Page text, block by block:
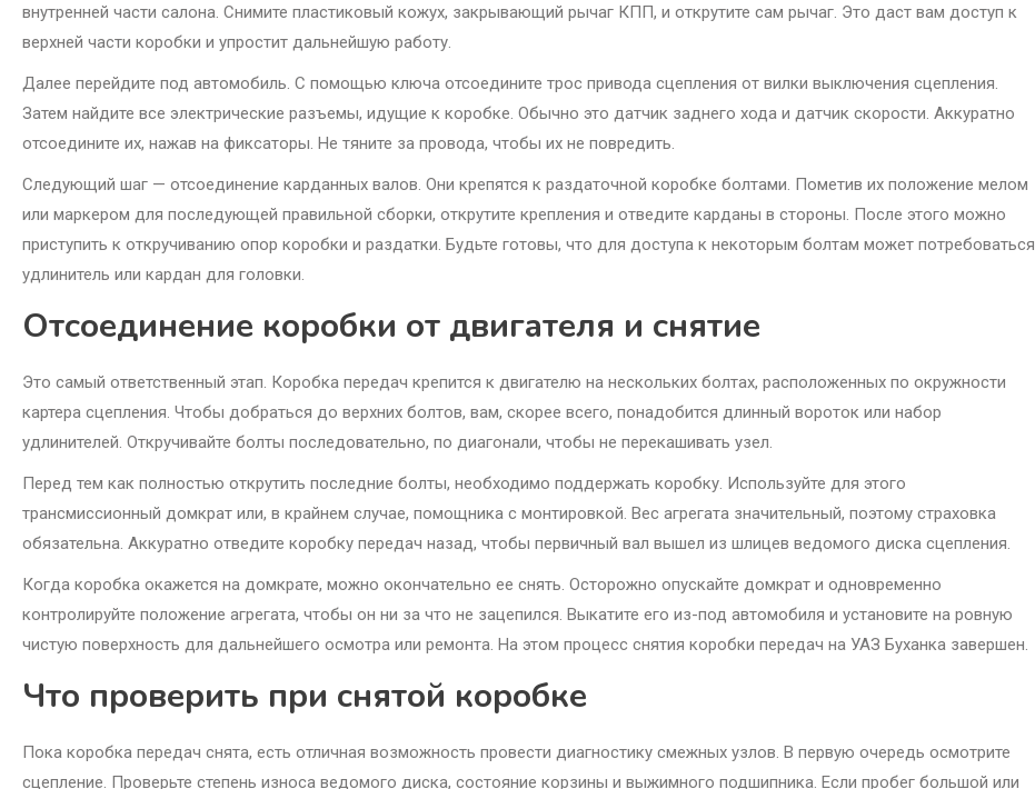
внутренней части салона. Снимите пластиковый кожух, закрывающий рычаг КПП, и открутите сам рычаг. Это даст вам доступ к
верхней части коробки и упростит дальнейшую работу.
Далее перейдите под автомобиль. С помощью ключа отсоедините трос привода сцепления от вилки выключения сцепления.
Затем найдите все электрические разъемы, идущие к коробке. Обычно это датчик заднего хода и датчик скорости. Аккуратно
отсоедините их, нажав на фиксаторы. Не тяните за провода, чтобы их не повредить.
Следующий шаг — отсоединение карданных валов. Они крепятся к раздаточной коробке болтами. Пометив их положение мелом
или маркером для последующей правильной сборки, открутите крепления и отведите карданы в стороны. После этого можно
приступить к откручиванию опор коробки и раздатки. Будьте готовы, что для доступа к некоторым болтам может потребоваться
удлинитель или кардан для головки.
Отсоединение коробки от двигателя и снятие
Это самый ответственный этап. Коробка передач крепится к двигателю на нескольких болтах, расположенных по окружности
картера сцепления. Чтобы добраться до верхних болтов, вам, скорее всего, понадобится длинный вороток или набор
удлинителей. Откручивайте болты последовательно, по диагонали, чтобы не перекашивать узел.
Перед тем как полностью открутить последние болты, необходимо поддержать коробку. Используйте для этого
трансмиссионный домкрат или, в крайнем случае, помощника с монтировкой. Вес агрегата значительный, поэтому страховка
обязательна. Аккуратно отведите коробку передач назад, чтобы первичный вал вышел из шлицев ведомого диска сцепления.
Когда коробка окажется на домкрате, можно окончательно ее снять. Осторожно опускайте домкрат и одновременно
контролируйте положение агрегата, чтобы он ни за что не зацепился. Выкатите его из-под автомобиля и установите на ровную
чистую поверхность для дальнейшего осмотра или ремонта. На этом процесс снятия коробки передач на УАЗ Буханка завершен.
Что проверить при снятой коробке
Пока коробка передач снята, есть отличная возможность провести диагностику смежных узлов. В первую очередь осмотрите
сцепление. Проверьте степень износа ведомого диска, состояние корзины и выжимного подшипника. Если пробег большой или